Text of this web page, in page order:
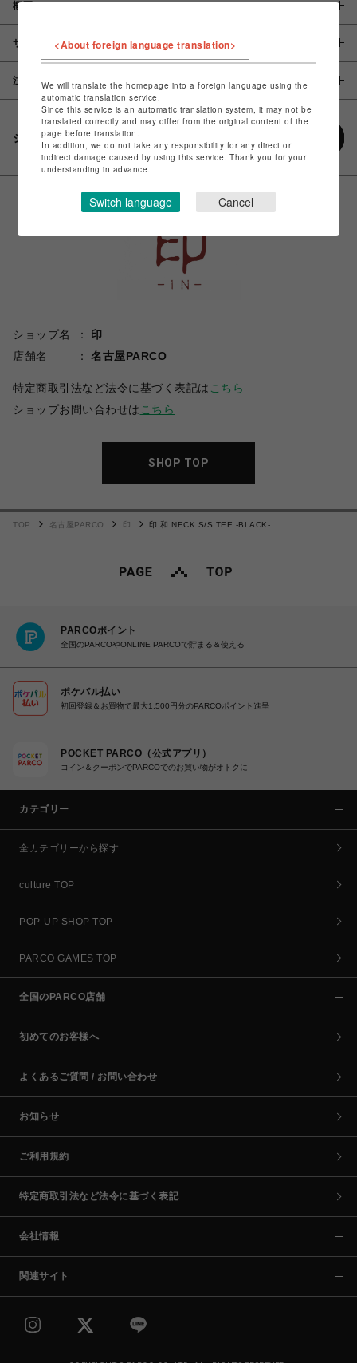
概要
サイズ
注意事項
シェアする
ショップ名
印
店舗名
名古屋PARCO
特定商取引法など法令に基づく表記は こちら
ショップお問い合わせは こちら
SHOP TOP
TOP 名古屋PARCO 印 印 和 NECK S/S TEE -BLACK-
PARCOポイント
全国のPARCOやONLINE PARCOで貯まる＆使える
ポケパル払い
初回登録＆お買物で最大1,500円分のPARCOポイント進呈
POCKET PARCO（公式アプリ）
コイン＆クーポンでPARCOでのお買い物がオトクに
カテゴリー
全カテゴリーから探す
culture TOP
POP-UP SHOP TOP
PARCO GAMES TOP
全国のPARCO店舗
初めてのお客様へ
よくあるご質問 / お問い合わせ
お知らせ
ご利用規約
特定商取引法など法令に基づく表記
会社情報
関連サイト
<About foreign language translation>
We will translate the homepage into a foreign language using the
automatic translation service.
Since this service is an automatic translation system, it may not be
translated correctly and may differ from the original content of the
page before translation.
In addition, we do not take any responsibility for any direct or
indirect damage caused by using this service. Thank you for your
understanding in advance.
Switch language Cancel